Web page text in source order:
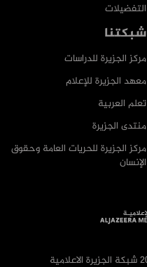
التفضيلات
شبكتنا
مركز الجزيرة للدراسات
معهد الجزيرة للإعلام
تعلم العربية
منتدى الجزيرة
مركز الجزيرة للحريات العامة وحقوق
الإنسان